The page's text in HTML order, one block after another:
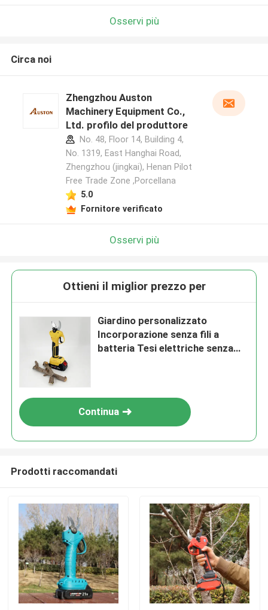
Osservi più
Circa noi
Zhengzhou Auston
Machinery Equipment Co.,
Ltd. profilo del produttore
No. 48, Floor 14, Building 4,
No. 1319, East Hanghai Road,
Zhengzhou (jingkai), Henan Pilot
Free Trade Zone ,Porcellana
5.0
Fornitore verificato
Osservi più
Ottieni il miglior prezzo per
Giardino personalizzato
Incorporazione senza fili a
batteria Tesi elettriche senza
Continua
Prodotti raccomandati